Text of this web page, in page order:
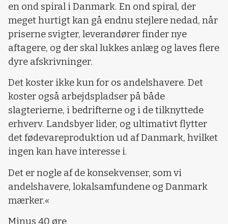
en ond spiral i Danmark. En ond spiral, der
meget hurtigt kan gå endnu stejlere nedad, når
priserne svigter, leverandører finder nye
aftagere, og der skal lukkes anlæg og laves flere
dyre afskrivninger.
Det koster ikke kun for os andelshavere. Det
koster også arbejdspladser på både
slagterierne, i bedrifterne og i de tilknyttede
erhverv. Landsbyer lider, og ultimativt flytter
det fødevareproduktion ud af Danmark, hvilket
ingen kan have interesse i.
Det er nogle af de konsekvenser, som vi
andelshavere, lokalsamfundene og Danmark
mærker.«
Minus 40 øre